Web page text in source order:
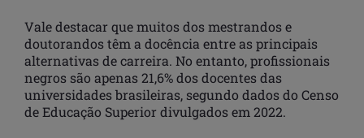
Vale destacar que muitos dos mestrandos e
doutorandos têm a docência entre as principais
alternativas de carreira. No entanto, profissionais
negros são apenas 21,6% dos docentes das
universidades brasileiras, segundo dados do Censo
de Educação Superior divulgados em 2022.